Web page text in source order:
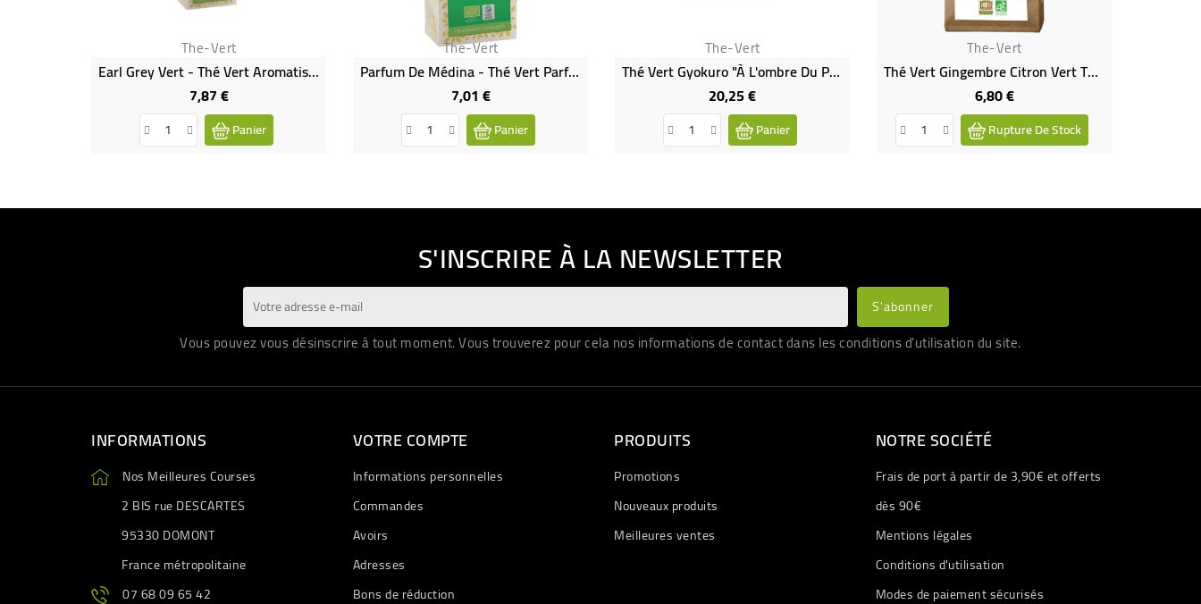
The-Vert
Earl Grey Vert - Thé Vert Aromatisé Bergamote Bio & Équitable
7,87 €Prix
Panier
The-Vert
Parfum De Médina - Thé Vert Parfumé Menthe Douce Bio & Équitable
7,01 €Prix
Panier
The-Vert
Thé Vert Gyokuro "À L'ombre Du Phénix" - The Vert - Les Précieux Grand Thé Bio
20,25 €Prix
Panier
The-Vert
Thé Vert Gingembre Citron Vert Thé De Ceylan Bio Et Équitable
6,80 €Prix
Rupture De Stock
S'INSCRIRE À LA NEWSLETTER
Vous pouvez vous désinscrire à tout moment. Vous trouverez pour cela nos informations de contact dans les conditions d'utilisation du site.
INFORMATIONS
Nos Meilleures Courses
2 BIS rue DESCARTES
95330 DOMONT
France métropolitaine
07 68 09 65 42
VOTRE COMPTE
Informations personnelles
Commandes
Avoirs
Adresses
Bons de réduction
PRODUITS
Promotions
Nouveaux produits
Meilleures ventes
NOTRE SOCIÉTÉ
Frais de port à partir de 3,90€ et offerts
dès 90€
Mentions légales
Conditions d'utilisation
Modes de paiement sécurisés